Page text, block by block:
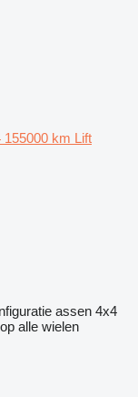
155000 km Lift
assen 4x4
alle wielen